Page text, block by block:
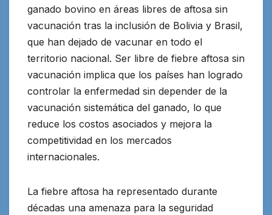
ganado bovino en áreas libres de aftosa sin
vacunación tras la inclusión de Bolivia y Brasil,
que han dejado de vacunar en todo el
territorio nacional. Ser libre de fiebre aftosa sin
vacunación implica que los países han logrado
controlar la enfermedad sin depender de la
vacunación sistemática del ganado, lo que
reduce los costos asociados y mejora la
competitividad en los mercados
internacionales.
La fiebre aftosa ha representado durante
décadas una amenaza para la seguridad